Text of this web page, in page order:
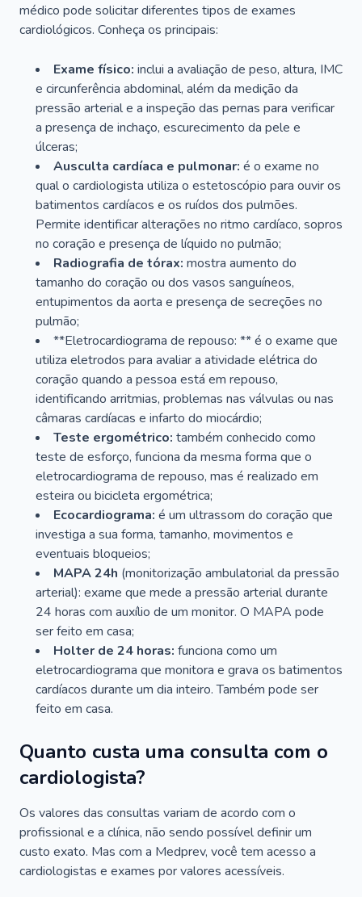
médico pode solicitar diferentes tipos de exames
cardiológicos. Conheça os principais:
Exame físico: inclui a avaliação de peso, altura, IMC
e circunferência abdominal, além da medição da
pressão arterial e a inspeção das pernas para verificar
a presença de inchaço, escurecimento da pele e
úlceras;
Ausculta cardíaca e pulmonar: é o exame no
qual o cardiologista utiliza o estetoscópio para ouvir os
batimentos cardíacos e os ruídos dos pulmões.
Permite identificar alterações no ritmo cardíaco, sopros
no coração e presença de líquido no pulmão;
Radiografia de tórax: mostra aumento do
tamanho do coração ou dos vasos sanguíneos,
entupimentos da aorta e presença de secreções no
pulmão;
**Eletrocardiograma de repouso: ** é o exame que
utiliza eletrodos para avaliar a atividade elétrica do
coração quando a pessoa está em repouso,
identificando arritmias, problemas nas válvulas ou nas
câmaras cardíacas e infarto do miocárdio;
Teste ergométrico: também conhecido como
teste de esforço, funciona da mesma forma que o
eletrocardiograma de repouso, mas é realizado em
esteira ou bicicleta ergométrica;
Ecocardiograma: é um ultrassom do coração que
investiga a sua forma, tamanho, movimentos e
eventuais bloqueios;
MAPA 24h (monitorização ambulatorial da pressão
arterial): exame que mede a pressão arterial durante
24 horas com auxílio de um monitor. O MAPA pode
ser feito em casa;
Holter de 24 horas: funciona como um
eletrocardiograma que monitora e grava os batimentos
cardíacos durante um dia inteiro. Também pode ser
feito em casa.
Quanto custa uma consulta com o
cardiologista?
Os valores das consultas variam de acordo com o
profissional e a clínica, não sendo possível definir um
custo exato. Mas com a Medprev, você tem acesso a
cardiologistas e exames por valores acessíveis.